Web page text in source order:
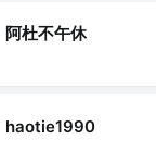
阿杜不午休
haotie1990